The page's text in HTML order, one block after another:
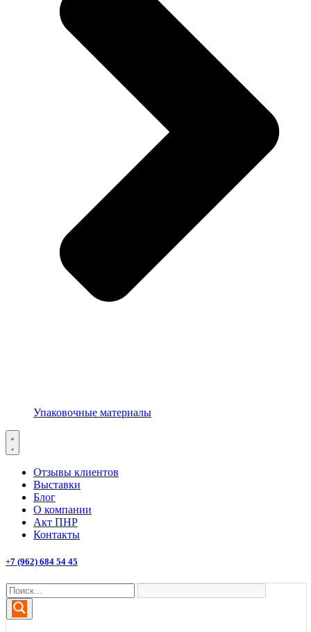
Упаковочные материалы
Отзывы клиентов
Выставки
Блог
О компании
Акт ПНР
Контакты
+7 (962) 684 54 45